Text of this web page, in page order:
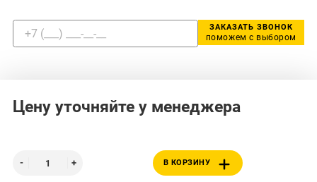
ЗАКАЗАТЬ ЗВОНОК
поможем с выбором
Цену уточняйте у менеджера
В КОРЗИНУ